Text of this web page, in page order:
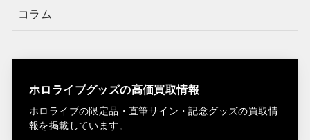
コラム
ホロライブグッズの高価買取情報
ホロライブの限定品・直筆サイン・記念グッズの買取情
報を掲載しています。